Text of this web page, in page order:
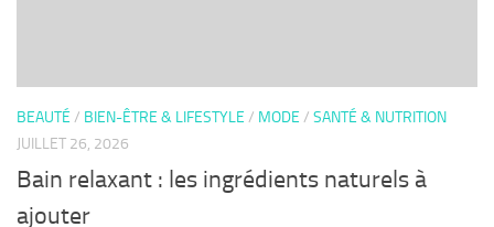
BEAUTÉ / BIEN-ÊTRE & LIFESTYLE / MODE / SANTÉ & NUTRITION
JUILLET 26, 2026
Bain relaxant : les ingrédients naturels à
ajouter